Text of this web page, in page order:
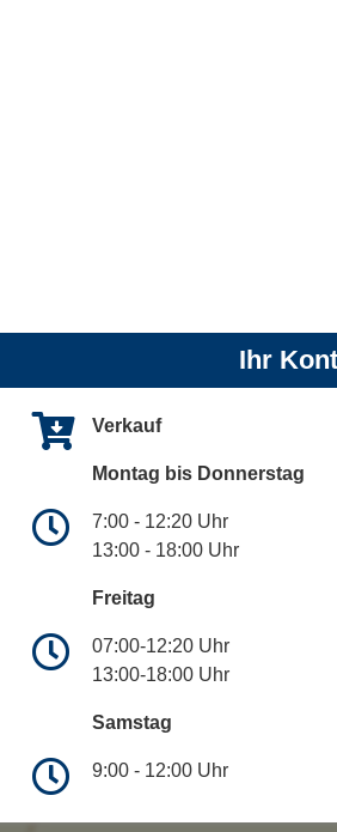
Ihr
Verkauf
Montag bis Donnerstag
7:00 - 12:20 Uhr
13:00 - 18:00 Uhr
Freitag
07:00-12:20 Uhr
13:00-18:00 Uhr
Samstag
9:00 - 12:00 Uhr